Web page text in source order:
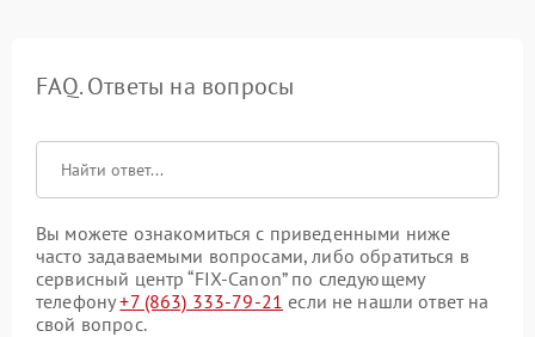
FAQ. Ответы на вопросы
Вы можете ознакомиться с приведенными ниже
часто задаваемыми вопросами, либо обратиться в
сервисный центр “FIX-Canon” по следующему
телефону+7 (863) 333-79-21 если не нашли ответ на
свой вопрос.